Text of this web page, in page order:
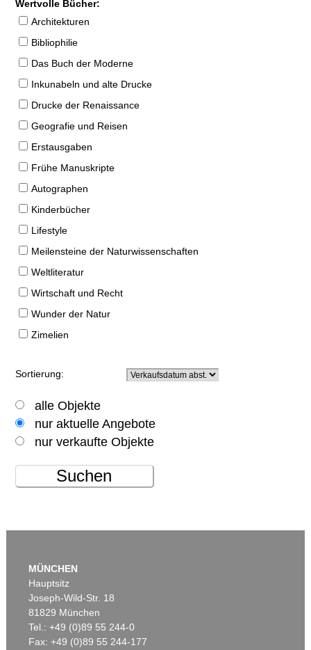
Wertvolle Bücher:
Architekturen
Bibliophilie
Das Buch der Moderne
Inkunabeln und alte Drucke
Drucke der Renaissance
Geografie und Reisen
Erstausgaben
Frühe Manuskripte
Autographen
Kinderbücher
Lifestyle
Meilensteine der Naturwissenschaften
Weltliteratur
Wirtschaft und Recht
Wunder der Natur
Zimelien
Sortierung:
alle Objekte
nur aktuelle Angebote
nur verkaufte Objekte
Suchen
MÜNCHEN
Hauptsitz
Joseph-Wild-Str. 18
81829 München
Tel.: +49 (0)89 55 244-0
Fax: +49 (0)89 55 244-177